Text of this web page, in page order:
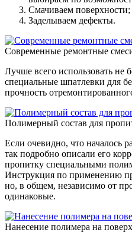
Смачиваем поверхности;
Заделываем дефекты.
Современные ремонтные
Лучше всего использовать не
специальные шпатлевки для
прочность
Полимерный состав для
Если очевидно, что началось
так подробно описали его
пропитку специальными
Инструкция по применению
но, в общем, независимо от
одинаковые.
Нанесение полимера на